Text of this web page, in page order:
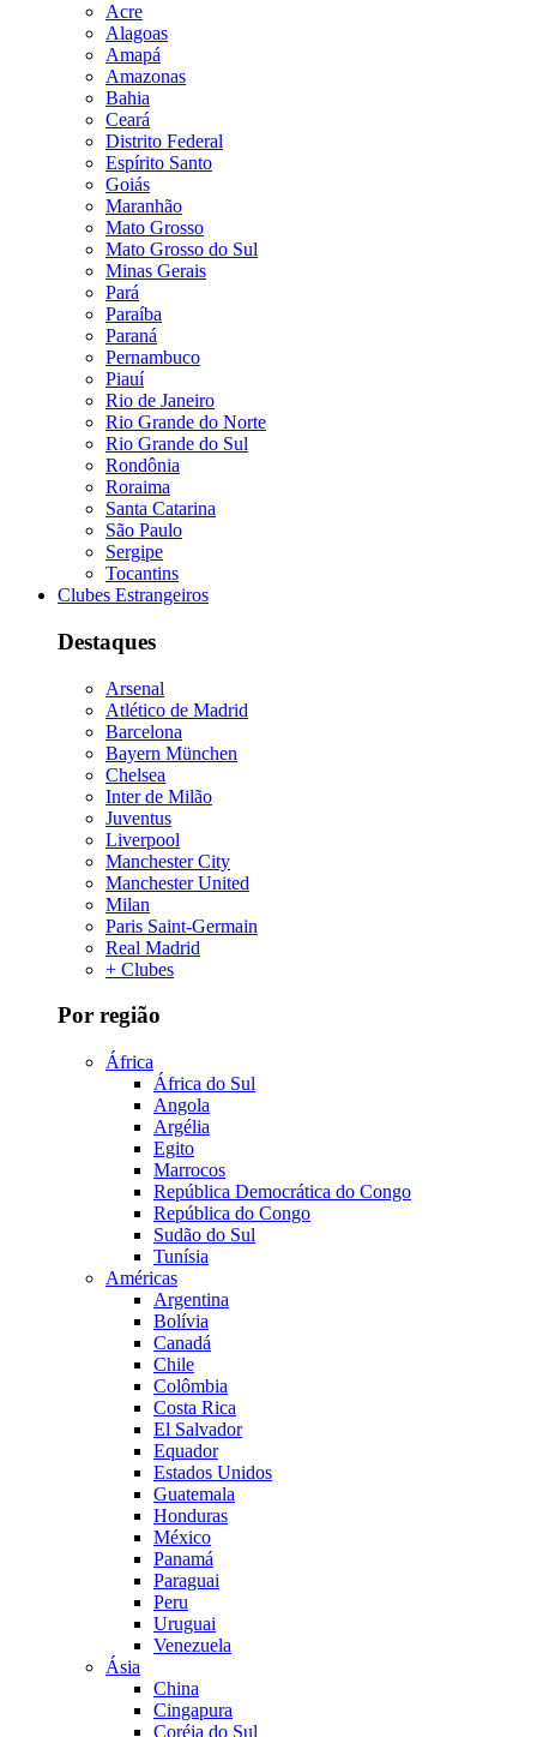
Acre
Alagoas
Amapá
Amazonas
Bahia
Ceará
Distrito Federal
Espírito Santo
Goiás
Maranhão
Mato Grosso
Mato Grosso do Sul
Minas Gerais
Pará
Paraíba
Paraná
Pernambuco
Piauí
Rio de Janeiro
Rio Grande do Norte
Rio Grande do Sul
Rondônia
Roraima
Santa Catarina
São Paulo
Sergipe
Tocantins
Clubes Estrangeiros
Destaques
Arsenal
Atlético de Madrid
Barcelona
Bayern München
Chelsea
Inter de Milão
Juventus
Liverpool
Manchester City
Manchester United
Milan
Paris Saint-Germain
Real Madrid
+ Clubes
Por região
África
África do Sul
Angola
Argélia
Egito
Marrocos
República Democrática do Congo
República do Congo
Sudão do Sul
Tunísia
Américas
Argentina
Bolívia
Canadá
Chile
Colômbia
Costa Rica
El Salvador
Equador
Estados Unidos
Guatemala
Honduras
México
Panamá
Paraguai
Peru
Uruguai
Venezuela
Ásia
China
Cingapura
Coréia do Sul